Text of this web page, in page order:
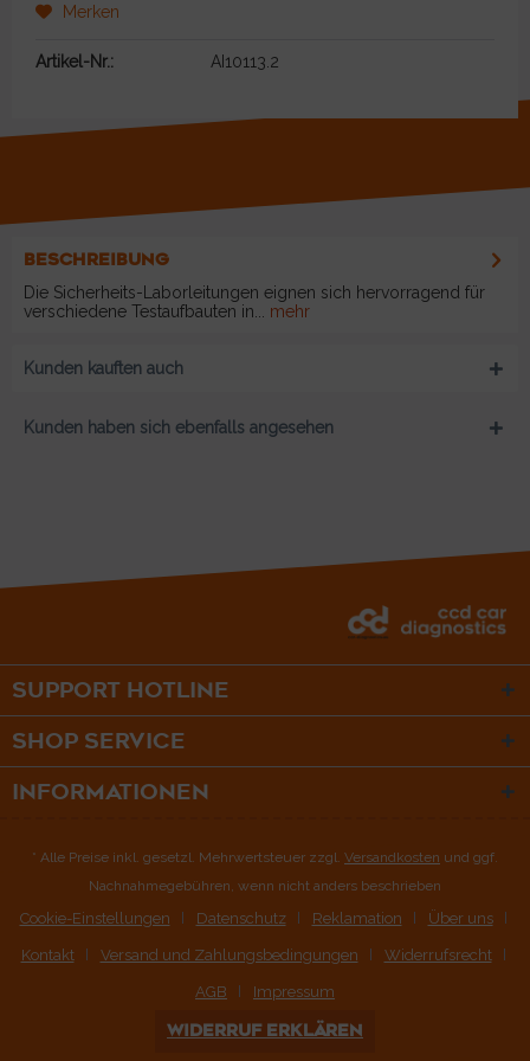
Merken
Artikel-Nr.: AI10113.2
BESCHREIBUNG
Die Sicherheits-Laborleitungen eignen sich hervorragend für
verschiedene Testaufbauten in...
mehr
Kunden kauften auch
Kunden haben sich ebenfalls angesehen
SUPPORT HOTLINE
SHOP SERVICE
INFORMATIONEN
* Alle Preise inkl. gesetzl. Mehrwertsteuer zzgl. Versandkosten und ggf.
Nachnahmegebühren, wenn nicht anders beschrieben
Cookie-Einstellungen Datenschutz Reklamation Über uns
Kontakt Versand und Zahlungsbedingungen Widerrufsrecht
AGB Impressum
WIDERRUF ERKLÄREN